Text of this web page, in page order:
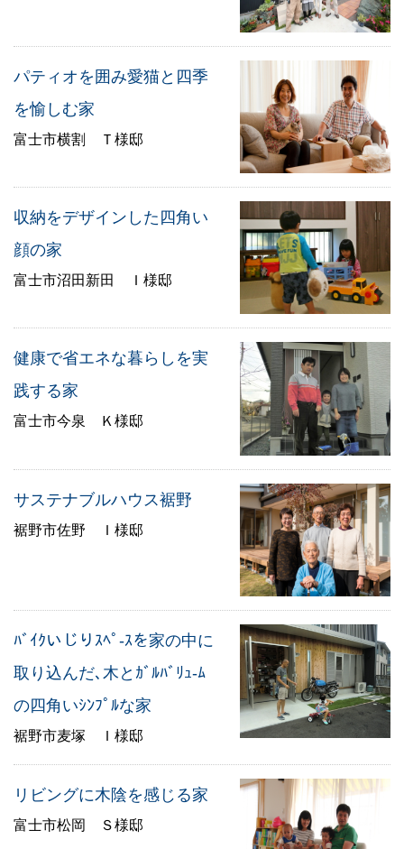
パティオを囲み愛猫と四季
を愉しむ家
富士市横割 Ｔ様邸
収納をデザインした四角い
顔の家
富士市沼田新田 Ｉ様邸
健康で省エネな暮らしを実
践する家
富士市今泉 Ｋ様邸
サステナブルハウス裾野
裾野市佐野 Ｉ様邸
ﾊﾞｲｸいじりｽﾍﾟ-ｽを家の中に
取り込んだ､木とｶﾞﾙﾊﾞﾘｭ-ﾑ
の四角いｼﾝﾌﾟﾙな家
裾野市麦塚 Ｉ様邸
リビングに木陰を感じる家
富士市松岡 Ｓ様邸